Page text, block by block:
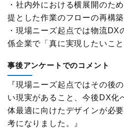
ライブラリ
会員ライブラリ
物流現場改善事例集
物流技術管理士「優秀論
調査研究実績一覧
・社内外における横展開のた
提とした作業のフローの再構
・現場ニーズ起点では物流DX
係企業で「真に実現したいこ
事後アンケートでのコメント
『現場ニーズ起点ではその後
い現実があること、今後DX化
体最適に向けたデザインが必
考になりました。』